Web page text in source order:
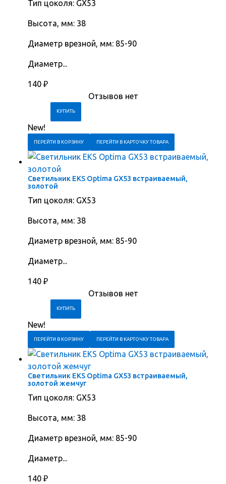
Тип цоколя: GX53
Высота, мм: 38
Диаметр врезной, мм: 85-90
Диаметр...
140 ₽
Отзывов нет
New!
ПЕРЕЙТИ В КОРЗИНУ ПЕРЕЙТИ В КАРТОЧКУ ТОВАРА
Светильник EKS Optima GX53 встраиваемый,
золотой
Тип цоколя: GX53
Высота, мм: 38
Диаметр врезной, мм: 85-90
Диаметр...
140 ₽
Отзывов нет
New!
ПЕРЕЙТИ В КОРЗИНУ ПЕРЕЙТИ В КАРТОЧКУ ТОВАРА
Светильник EKS Optima GX53 встраиваемый,
золотой жемчуг
Тип цоколя: GX53
Высота, мм: 38
Диаметр врезной, мм: 85-90
Диаметр...
140 ₽